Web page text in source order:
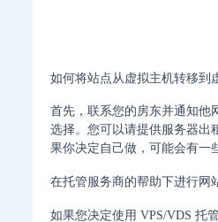
如何将站点从虚拟主机转移到
首先，联系您的房东并通知他
选择。您可以请提供服务器出
果你决定自己做，可能会有一
在托管服务商的帮助下进行网
如果您决定使用 VPS/VDS 托